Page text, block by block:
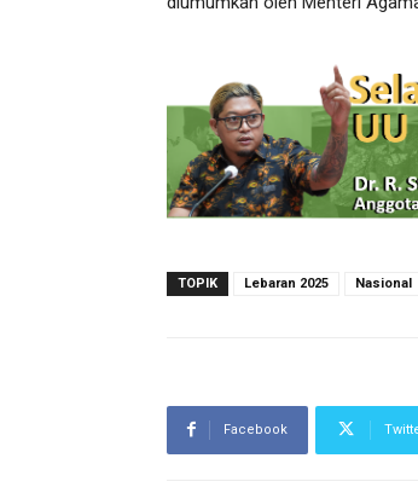
TOPIK Lebaran 2025 Nasional
Facebook